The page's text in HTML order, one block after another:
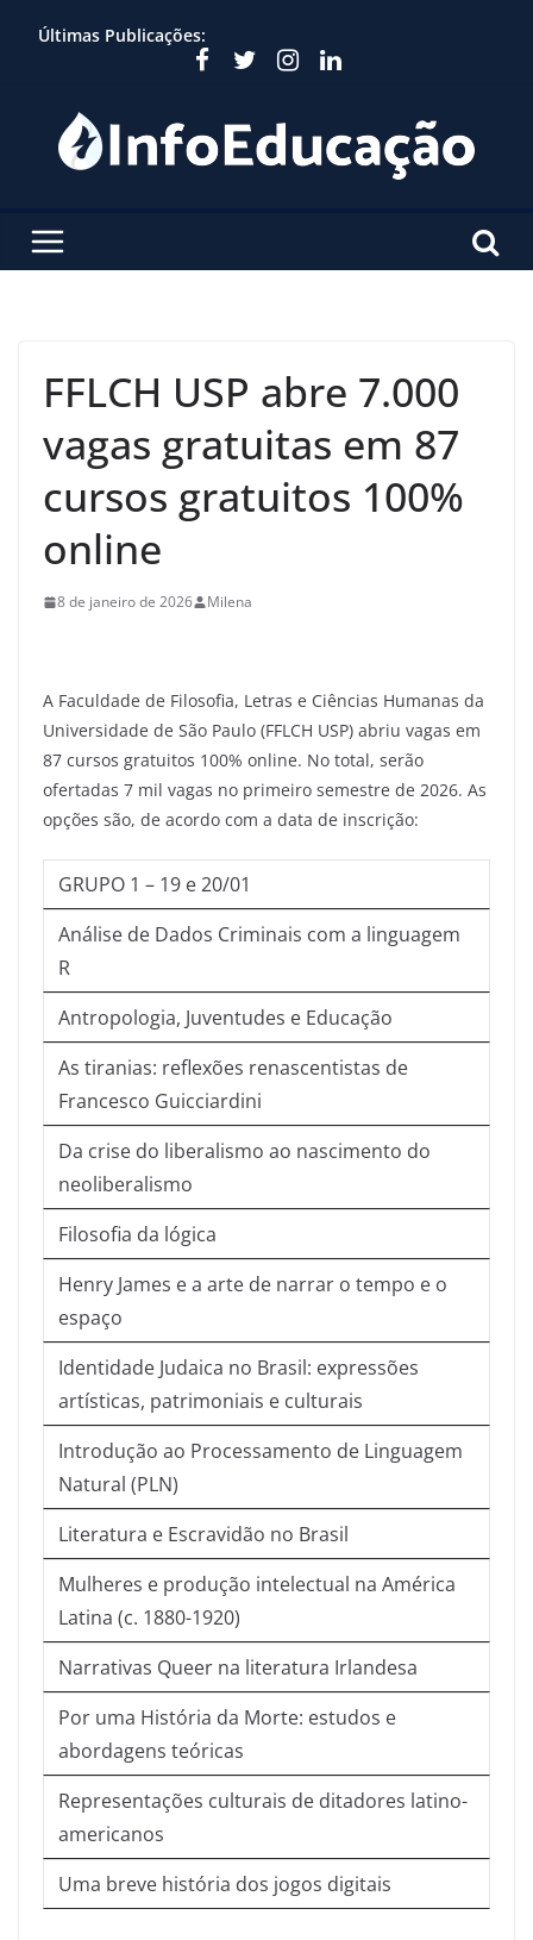
Últimas Publicações:
FFLCH USP abre 7.000
vagas gratuitas em 87
cursos gratuitos 100%
online
8 de janeiro de 2026 Milena
A Faculdade de Filosofia, Letras e Ciências Humanas da
Universidade de São Paulo (FFLCH USP) abriu vagas em
87 cursos gratuitos 100% online. No total, serão
ofertadas 7 mil vagas no primeiro semestre de 2026. As
opções são, de acordo com a data de inscrição:
GRUPO 1 – 19 e 20/01
Análise de Dados Criminais com a linguagem
R
Antropologia, Juventudes e Educação
As tiranias: reflexões renascentistas de
Francesco Guicciardini
Da crise do liberalismo ao nascimento do
neoliberalismo
Filosofia da lógica
Henry James e a arte de narrar o tempo e o
espaço
Identidade Judaica no Brasil: expressões
artísticas, patrimoniais e culturais
Introdução ao Processamento de Linguagem
Natural (PLN)
Literatura e Escravidão no Brasil
Mulheres e produção intelectual na América
Latina (c. 1880-1920)
Narrativas Queer na literatura Irlandesa
Por uma História da Morte: estudos e
abordagens teóricas
Representações culturais de ditadores latino-
americanos
Uma breve história dos jogos digitais